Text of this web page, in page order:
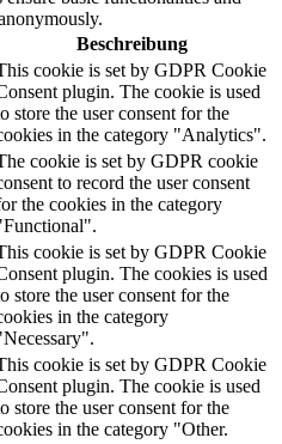
Beschreibung
cookie is set by GDPR Cookie
plugin. The cookie is used
store the user consent for the
in the category "Analytics".
cookie is set by GDPR cookie
to record the user consent
the cookies in the category
cookie is set by GDPR Cookie
plugin. The cookies is used
store the user consent for the
in the category
cookie is set by GDPR Cookie
plugin. The cookie is used
store the user consent for the
in the category "Other.